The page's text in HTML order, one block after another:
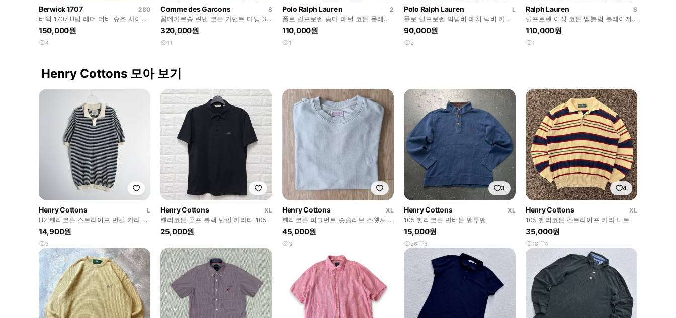
Berwick 1707
280
버윅 1707 U팁 레더 더비 슈즈 사이즈
9 (스페인제)
150,000원
4
Comme des Garcons
S
꼼데가르송 린넨 코튼 가먼트 다잉 3
버튼 자켓 (일본제) 사이즈 M
320,000원
11
Polo Ralph Lauren
2
폴로 랄프로렌 승마 패턴 코튼 플레어
스커트 (사이즈 2)
110,000원
1
Polo Ralph Lauren
L
폴로 랄프로렌 빅넘버 패치 럭비 카라
티 (사이즈 L)
90,000원
2
Ralph Lauren
S
랄프로렌 여성 코튼 엠블럼 블레이저
(S)
110,000원
1
Henry Cottons 모아 보기
Henry Cottons
L
H2 헨리코튼 스트라이프 반팔 카라 니
트 100사이즈
14,900원
3
Henry Cottons
XL
헨리코튼 골프 블랙 반팔 카라티 105
25,000원
Henry Cottons
XL
헨리코튼 피그먼트 숏슬리브 스웻셔츠
XL
45,000원
3
3
Henry Cottons
XL
105 헨리코튼 반버튼 맨투맨
15,000원
26 3
4
Henry Cottons
XL
105 헨리코튼 스트라이프 카라 니트
35,000원
18 4